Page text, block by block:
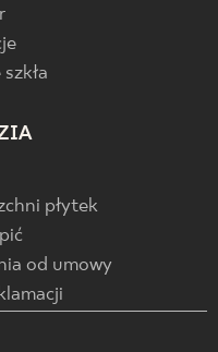
płytek
od umowy